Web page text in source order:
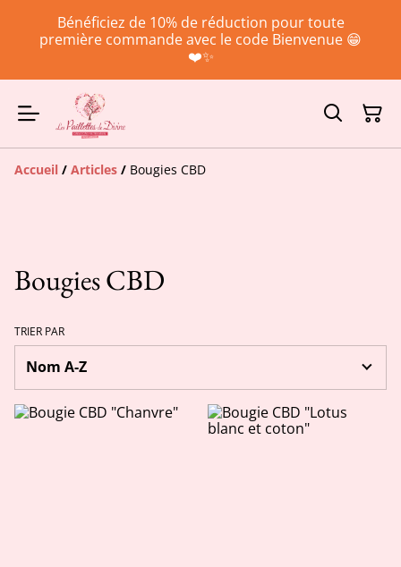
Bénéficiez de 10% de réduction pour toute
première commande avec le code Bienvenue 😁
❤️✨
Accueil / Articles / Bougies CBD
Bougies CBD
TRIER PAR